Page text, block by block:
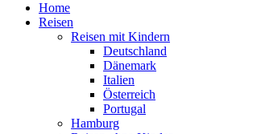
Home
Reisen
Reisen mit Kindern
Deutschland
Dänemark
Italien
Österreich
Portugal
Hamburg